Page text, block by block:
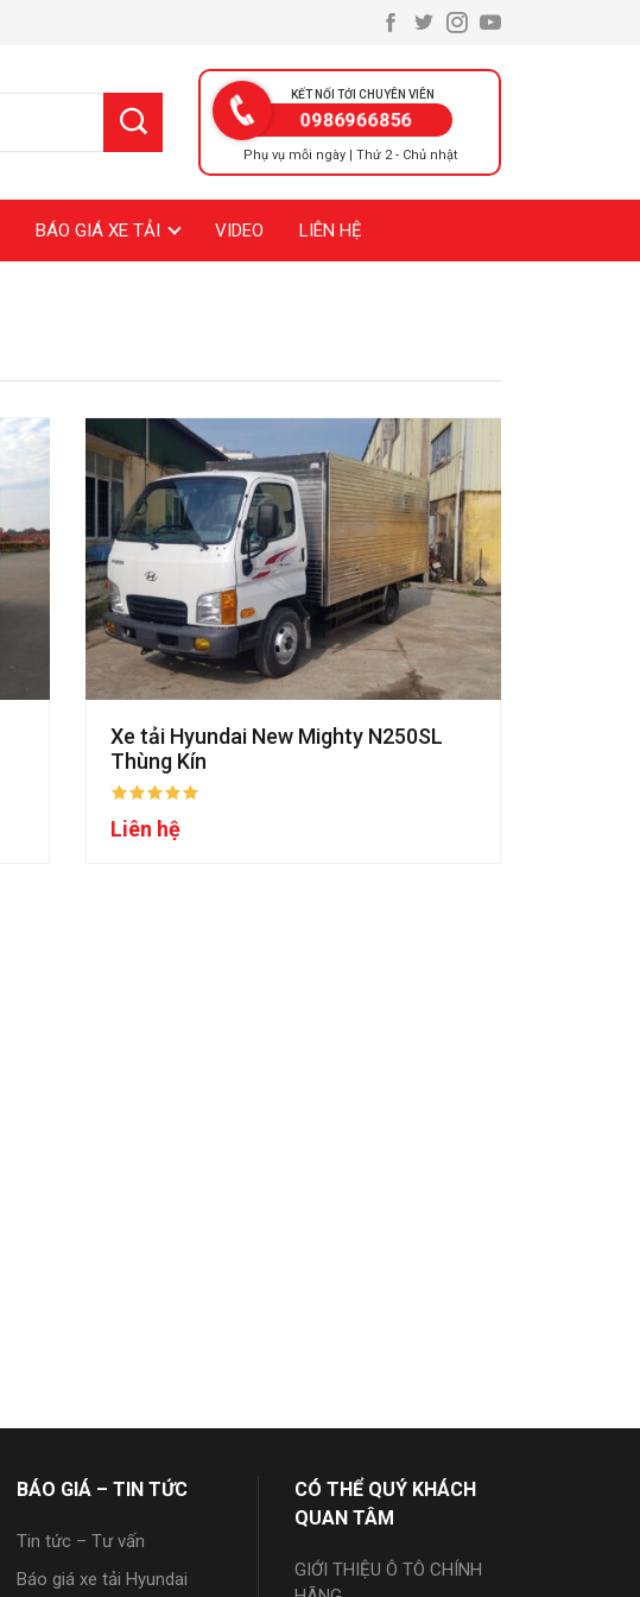
KẾT NỐI TỚI CHUYÊN VIÊN
0986966856
Phụ vụ mỗi ngày | Thứ 2 - Chủ nhật
BÁO GIÁ XE TẢI VIDEO LIÊN HỆ
Xe tải Hyundai New Mighty N250SL
Thùng Kín
Liên hệ
BÁO GIÁ – TIN TỨC
Tin tức – Tư vấn
Báo giá xe tải Hyundai
CÓ THỂ QUÝ KHÁCH
QUAN TÂM
GIỚI THIỆU Ô TÔ CHÍNH